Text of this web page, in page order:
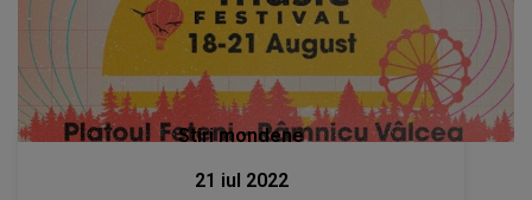
Stiri mondene
21 iul 2022